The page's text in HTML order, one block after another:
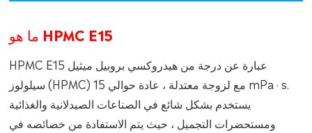
ما هو HPMC E15
HPMC E15 عبارة عن درجة من هيدروكسي بروبيل ميثيل
سيلولوز (HPMC) مع لزوجة معتدلة ، عادة حوالي 15 mPa · s.
يستخدم بشكل شائع في الصناعات الصيدلانية والغذائية
ومستحضرات التجميل ، حيث يتم الاستفادة من خصائصه في